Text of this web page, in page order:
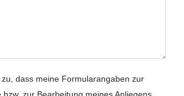
zu, dass meine Formularangaben zur